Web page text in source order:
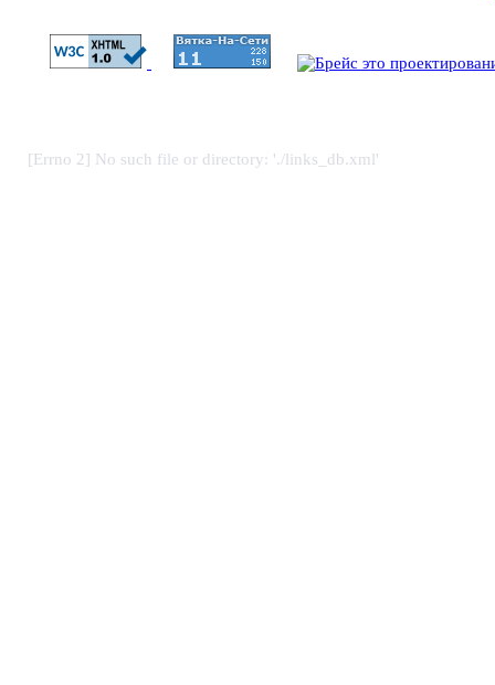
[Errno 2] No such file or directory: './links_db.xml'